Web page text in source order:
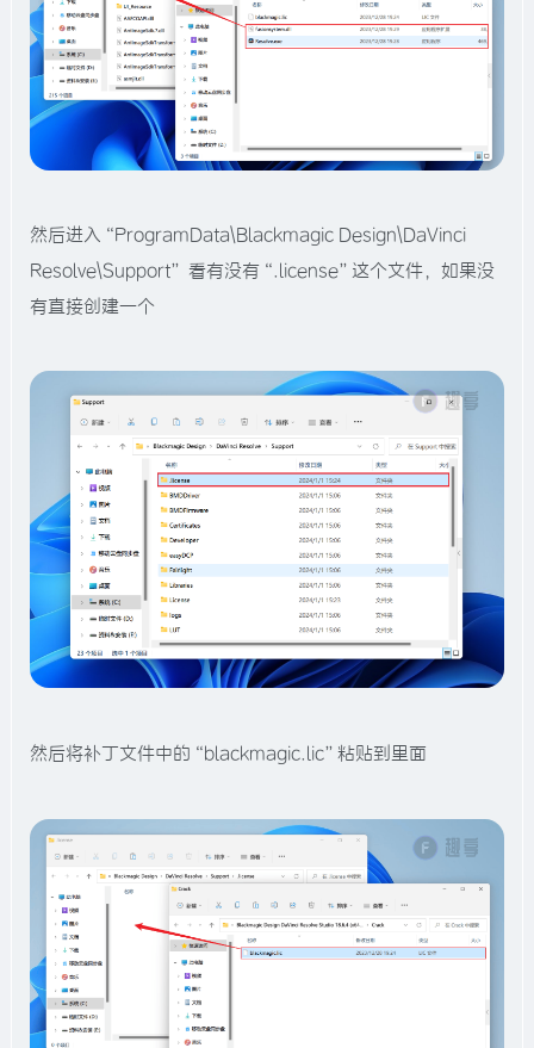
然后进入“ProgramData\Blackmagic Design\DaVinci
Resolve\Support” 看有没有“.license”这个文件，如果没
有直接创建一个
然后将补丁文件中的“blackmagic.lic”粘贴到里面